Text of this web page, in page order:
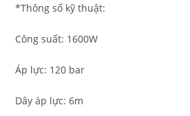
*Thông số kỹ thuật:
Công suất: 1600W
Áp lực: 120 bar
Dây áp lực: 6m